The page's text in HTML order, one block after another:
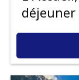
déjeuner